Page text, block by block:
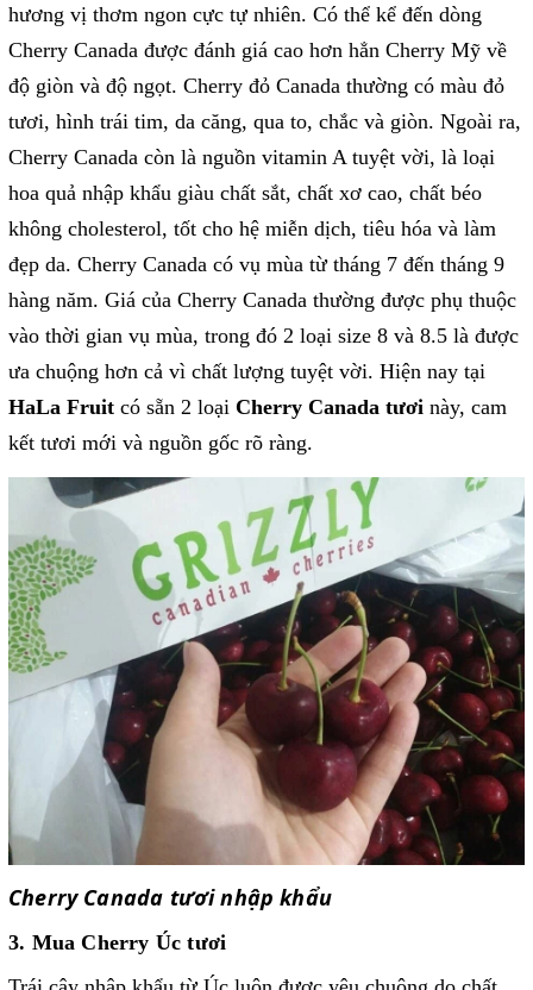
hương vị thơm ngon cực tự nhiên. Có thể kể đến dòng
Cherry Canada được đánh giá cao hơn hẳn Cherry Mỹ về
độ giòn và độ ngọt. Cherry đỏ Canada thường có màu đỏ
tươi, hình trái tim, da căng, qua to, chắc và giòn. Ngoài ra,
Cherry Canada còn là nguồn vitamin A tuyệt vời, là loại
hoa quả nhập khẩu giàu chất sắt, chất xơ cao, chất béo
không cholesterol, tốt cho hệ miễn dịch, tiêu hóa và làm
đẹp da. Cherry Canada có vụ mùa từ tháng 7 đến tháng 9
hàng năm. Giá của Cherry Canada thường được phụ thuộc
vào thời gian vụ mùa, trong đó 2 loại size 8 và 8.5 là được
ưa chuộng hơn cả vì chất lượng tuyệt vời. Hiện nay tại
HaLa Fruit có sẵn 2 loại Cherry Canada tươi này, cam
kết tươi mới và nguồn gốc rõ ràng.
Cherry Canada tươi nhập khẩu
3. Mua Cherry Úc tươi